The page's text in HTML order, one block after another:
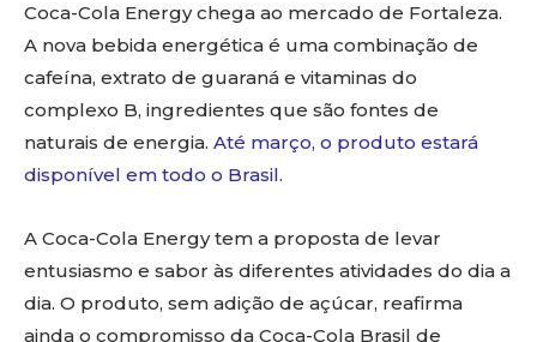
Coca-Cola Energy chega ao mercado de Fortaleza.
A nova bebida energética é uma combinação de
cafeína, extrato de guaraná e vitaminas do
complexo B, ingredientes que são fontes de
naturais de energia. Até março, o produto estará
disponível em todo o Brasil.
A Coca-Cola Energy tem a proposta de levar
entusiasmo e sabor às diferentes atividades do dia a
dia. O produto, sem adição de açúcar, reafirma
ainda o compromisso da Coca-Cola Brasil de